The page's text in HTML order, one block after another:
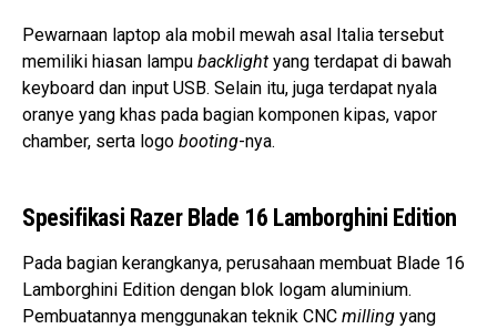
Pewarnaan laptop ala mobil mewah asal Italia tersebut
memiliki hiasan lampu backlight yang terdapat di bawah
keyboard dan input USB. Selain itu, juga terdapat nyala
oranye yang khas pada bagian komponen kipas, vapor
chamber, serta logo booting-nya.
Spesifikasi Razer Blade 16 Lamborghini Edition
Pada bagian kerangkanya, perusahaan membuat Blade 16
Lamborghini Edition dengan blok logam aluminium.
Pembuatannya menggunakan teknik CNC milling yang